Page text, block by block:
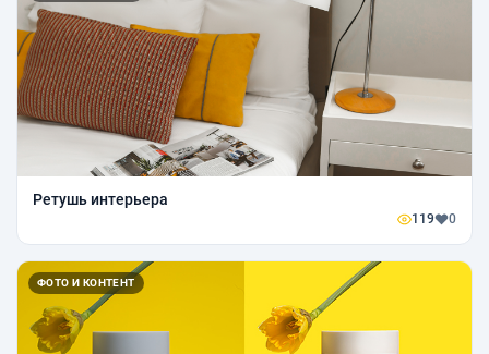
Ретушь интерьера
119 0
ФОТО И КОНТЕНТ